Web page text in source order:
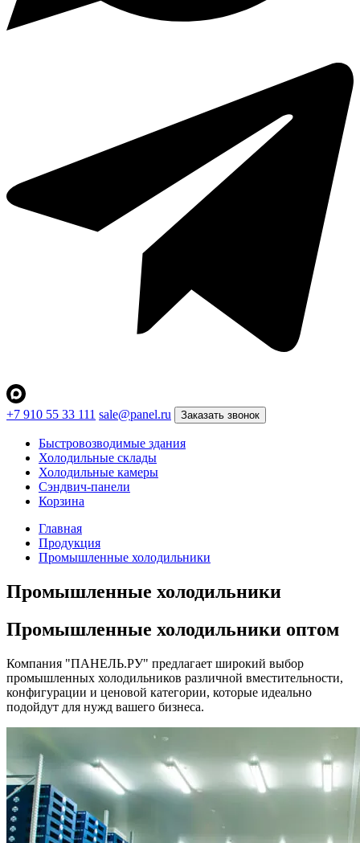
+7 910 55 33 111 sale@panel.ru Заказать звонок
Быстровозводимые здания
Холодильные склады
Холодильные камеры
Сэндвич-панели
Корзина
Главная
Продукция
Промышленные холодильники
Промышленные холодильники
Промышленные холодильники оптом
Компания "ПАНЕЛЬ.РУ" предлагает широкий выбор
промышленных холодильников различной вместительности,
конфигурации и ценовой категории, которые идеально
подойдут для нужд вашего бизнеса.